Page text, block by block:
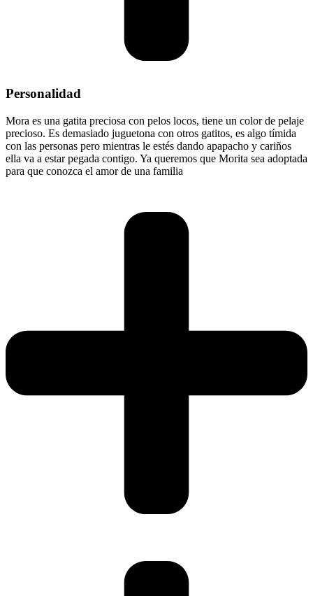
Personalidad
Mora es una gatita preciosa con pelos locos, tiene un color de pelaje
precioso. Es demasiado juguetona con otros gatitos, es algo tímida
con las personas pero mientras le estés dando apapacho y cariños
ella va a estar pegada contigo. Ya queremos que Morita sea adoptada
para que conozca el amor de una familia